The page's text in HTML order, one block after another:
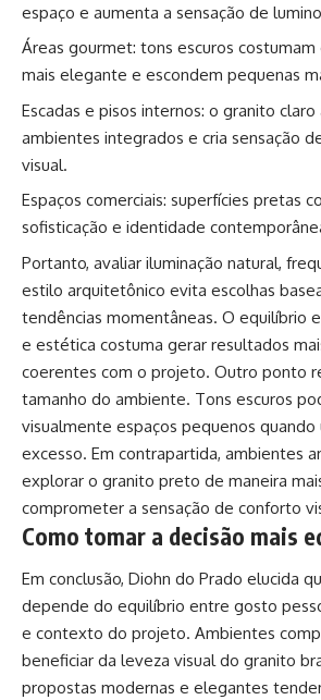
espaço e aumenta a sensação de
Áreas gourmet: tons escuros costumam
mais elegante e escondem pequenas
Escadas e pisos internos: o granito claro
ambientes integrados e cria sensação
visual.
Espaços comerciais: superfícies pretas
sofisticação e identidade
Portanto, avaliar iluminação natural,
estilo arquitetônico evita escolhas
tendências momentâneas. O equilíbrio
e estética costuma gerar resultados
coerentes com o projeto. Outro ponto
tamanho do ambiente. Tons escuros
visualmente espaços pequenos quando
excesso. Em contrapartida, ambientes
explorar o granito preto de maneira
comprometer a sensação de conforto
Como tomar a decisão mais
Em conclusão, Diohn do Prado elucida
depende do equilíbrio entre gosto
e contexto do projeto. Ambientes
beneficiar da leveza visual do granito
propostas modernas e elegantes